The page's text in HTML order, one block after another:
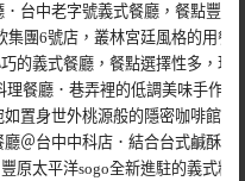
台中老字號義式餐廳，餐點豐富
集團6號店，叢林宮廷風格的用餐
的義式餐廳，餐點選擇性多，現
理餐廳．巷弄裡的低調美味手作
置身世外桃源般的隱密咖啡館
＠台中中科店．結合台式鹹酥
原太平洋sogo全新進駐的義式